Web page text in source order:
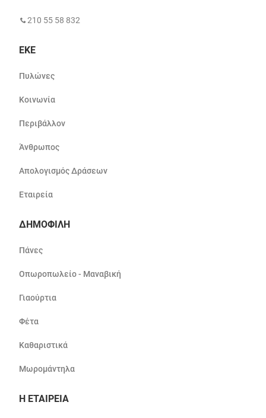
210 55 58 832
ΕΚΕ
Πυλώνες
Κοινωνία
Περιβάλλον
Άνθρωπος
Απολογισμός Δράσεων
Εταιρεία
ΔΗΜΟΦΙΛΗ
Πάνες
Οπωροπωλείο - Μαναβική
Γιαούρτια
Φέτα
Καθαριστικά
Μωρομάντηλα
Η ΕΤΑΙΡΕΙΑ